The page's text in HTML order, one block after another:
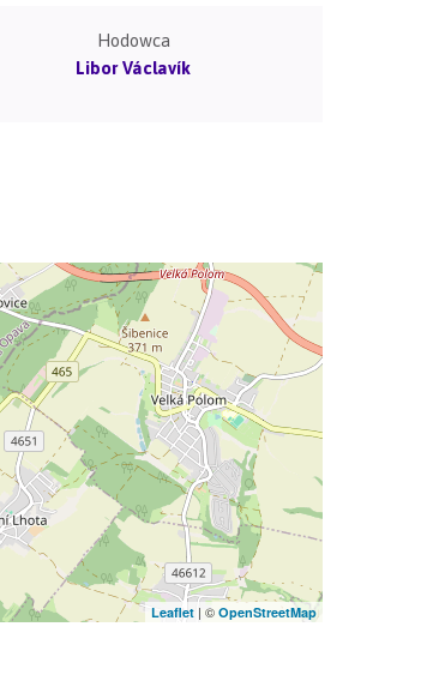
Hodowca
Libor Václavík
Leaflet | ©OpenStreetMap